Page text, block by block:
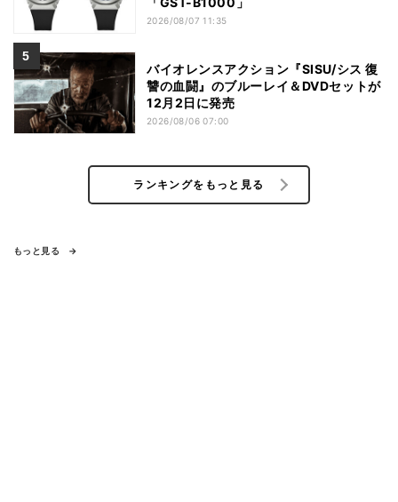
2026/08/07 11:35
バイオレンスアクション『SISU/シス 復
讐の血闘』のブルーレイ＆DVDセットが
12月2日に発売
2026/08/06 07:00
ランキングをもっと見る
もっと見る